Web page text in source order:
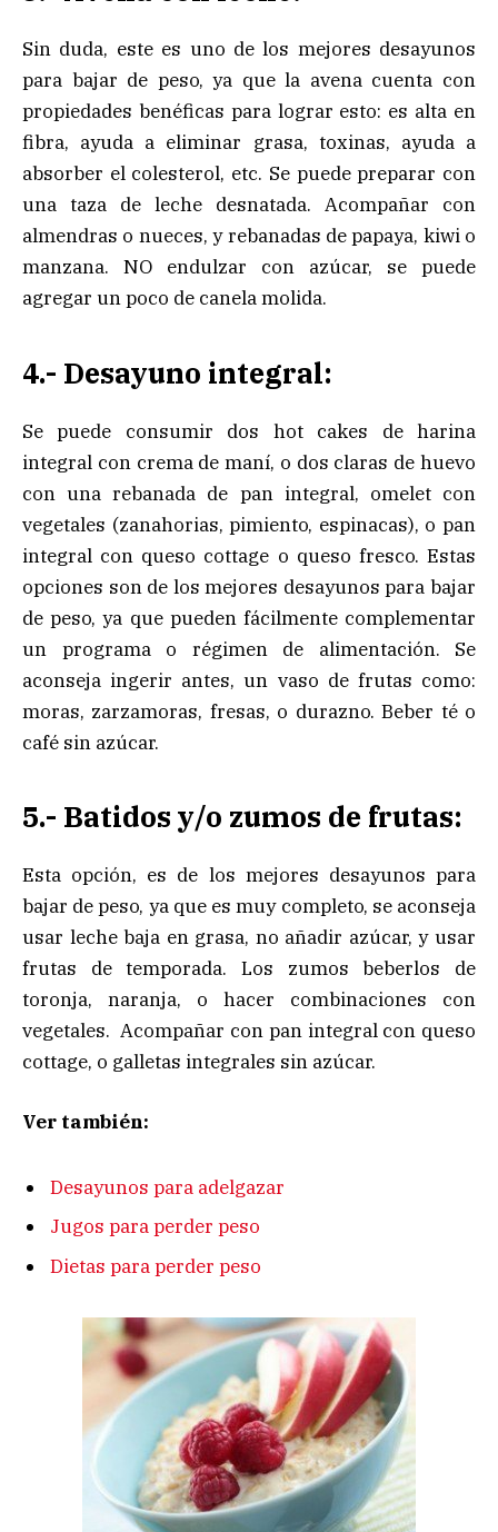
Sin duda, este es uno de los mejores desayunos
para bajar de peso, ya que la avena cuenta con
propiedades benéficas para lograr esto: es alta en
fibra, ayuda a eliminar grasa, toxinas, ayuda a
absorber el colesterol, etc. Se puede preparar con
una taza de leche desnatada. Acompañar con
almendras o nueces, y rebanadas de papaya, kiwi o
manzana. NO endulzar con azúcar, se puede
agregar un poco de canela molida.
4.- Desayuno integral:
Se puede consumir dos hot cakes de harina
integral con crema de maní, o dos claras de huevo
con una rebanada de pan integral, omelet con
vegetales (zanahorias, pimiento, espinacas), o pan
integral con queso cottage o queso fresco. Estas
opciones son de los mejores desayunos para bajar
de peso, ya que pueden fácilmente complementar
un programa o régimen de alimentación. Se
aconseja ingerir antes, un vaso de frutas como:
moras, zarzamoras, fresas, o durazno. Beber té o
café sin azúcar.
5.- Batidos y/o zumos de frutas:
Esta opción, es de los mejores desayunos para
bajar de peso, ya que es muy completo, se aconseja
usar leche baja en grasa, no añadir azúcar, y usar
frutas de temporada. Los zumos beberlos de
toronja, naranja, o hacer combinaciones con
vegetales. Acompañar con pan integral con queso
cottage, o galletas integrales sin azúcar.
Ver también:
Desayunos para adelgazar
Jugos para perder peso
Dietas para perder peso